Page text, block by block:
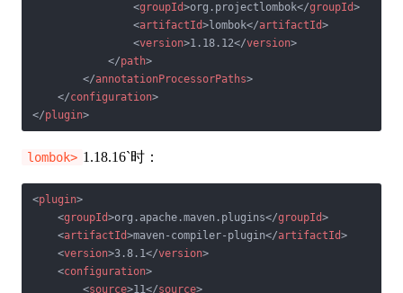
<groupId>org.projectlombok</groupId>
<artifactId>lombok</artifactId>
<version>1.18.12</version>
</path>
</annotationProcessorPaths>
</configuration>
</plugin>
lombok> 1.18.16`时：
<plugin>
<groupId>org.apache.maven.plugins</groupId>
<artifactId>maven-compiler-plugin</artifactId>
<version>3.8.1</version>
<configuration>
<source>11</source>